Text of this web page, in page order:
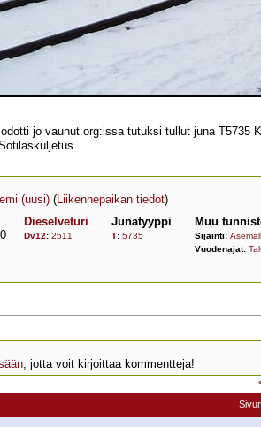
jo vaunut.org:issa tutuksi tullut juna
(uusi) (Liikennepaikan tiedot)
Dieselveturi
Dv12: 2511
Junatyyppi
T: 5735
Muu
Sijainti:
Vuodenajat:
, jotta voit kirjoittaa kommentteja!